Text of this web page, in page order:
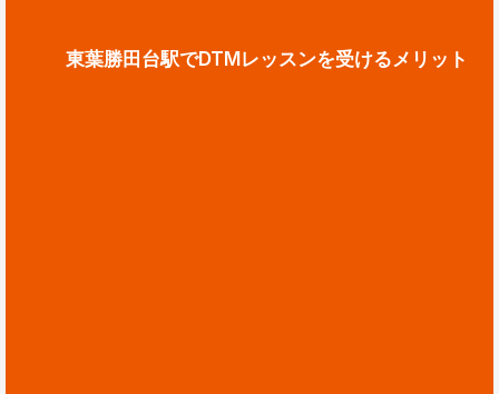
東葉勝田台駅でDTMレッスンを受けるメリット